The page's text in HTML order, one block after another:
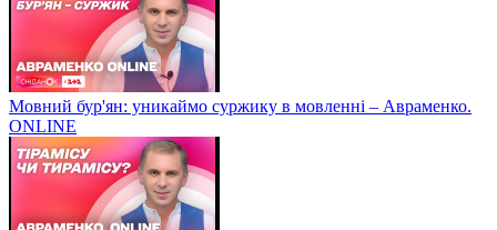
Мовний бур'ян: уникаймо суржику в мовленні – Авраменко.
ONLINE